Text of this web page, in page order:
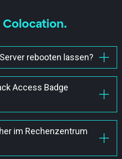
Colocation.
rebooten lassen?
und wende Dich an
Access Badge
«Write Access» auf den
Service hast, kannst Du
anfordern. Die
im Rechenzentrum